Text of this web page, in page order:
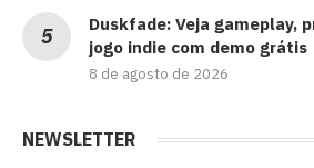
Duskfade: Veja gameplay,
jogo indie com demo grátis
8 de agosto de 2026
NEWSLETTER